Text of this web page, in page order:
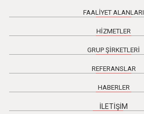
FAALİYET ALANLARI
HİZMETLER
GRUP ŞİRKETLERİ
REFERANSLAR
HABERLER
İLETİŞİM